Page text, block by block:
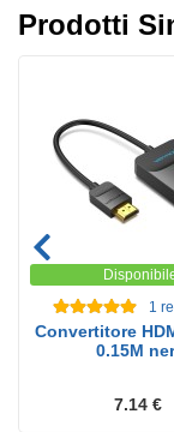
Prodotti
1
Convertitore
0.15M
7.14 €